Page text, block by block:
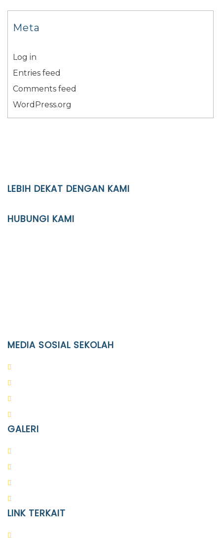
Meta
Log in
Entries feed
Comments feed
WordPress.org
LEBIH DEKAT DENGAN KAMI
HUBUNGI KAMI
MEDIA SOSIAL SEKOLAH
GALERI
LINK TERKAIT